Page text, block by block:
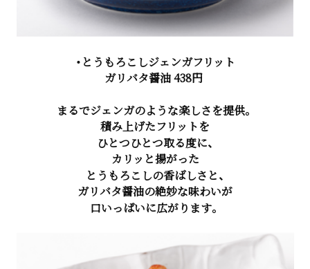
・とうもろこしジェンガフリット
ガリバタ醤油 438円
まるでジェンガのような楽しさを提供。
積み上げたフリットを
ひとつひとつ取る度に、
カリッと揚がった
とうもろこしの香ばしさと、
ガリバタ醤油の絶妙な味わいが
口いっぱいに広がります。